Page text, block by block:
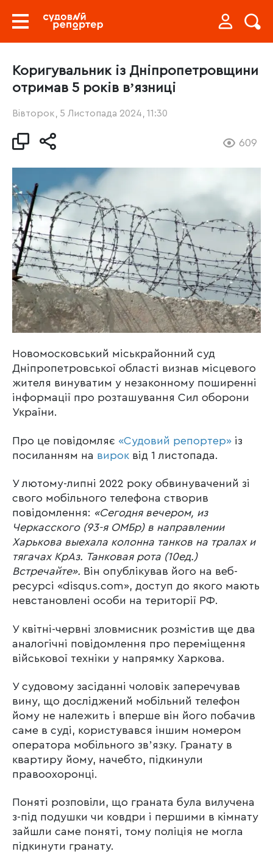
Коригувальник із Дніпропетровщини
отримав 5 років вʼязниці
Вівторок, 5 Листопада 2024, 11:30
609
Новомосковський міськрайонний суд
Дніпропетровської області визнав місцевого
жителя винуватим у незаконному поширенні
інформації про розташування Сил оборони
України.
Про це повідомляє «Судовий репортер» із
посиланням на вирок від 1 листопада.
У лютому-липні 2022 року обвинувачений зі
свого мобільного телефона створив
повідомлення: «Сегодня вечером, из
Черкасского (93-я ОМБр) в направлении
Харькова выехала колонна танков на тралах и
тягачах КрАз. Танковая рота (10ед.)
Встречайте». Він опублікував його на веб-
ресурсі «disqus.com», доступ до якого мають
невстановлені особи на території РФ.
У квітні-червні зловмисник розмістив ще два
аналогічні повідомлення про переміщення
військової техніки у напрямку Харкова.
У судовому засіданні чоловік заперечував
вину, що досліджений мобільний телефон
йому не належить і вперше він його побачив
саме в суді, користувався іншим номером
оператора мобільного звʼязку. Гранату в
квартиру йому, начебто, підкинули
правоохоронці.
Поняті розповіли, що граната була вилучена
з-під подушки чи ковдри і першими в кімнату
зайшли саме поняті, тому поліція не могла
підкинути гранату.